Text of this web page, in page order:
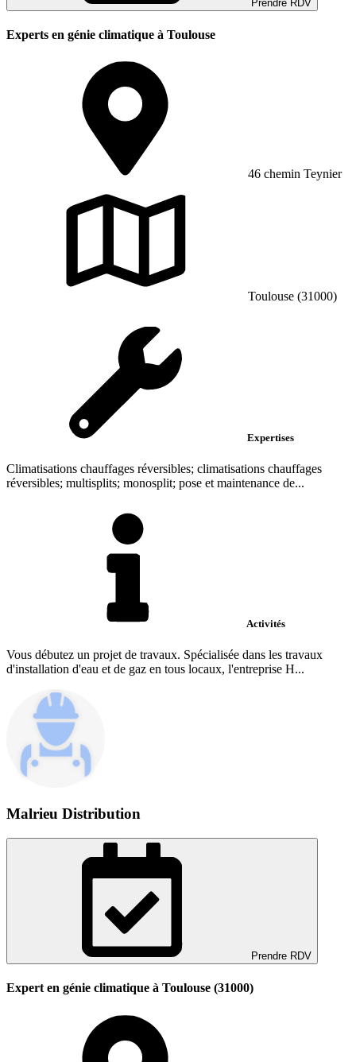
Prendre RDV
Experts en génie climatique à Toulouse
46 chemin Teynier
Toulouse (31000)
Expertises
Climatisations chauffages réversibles; climatisations chauffages
réversibles; multisplits; monosplit; pose et maintenance de...
Activités
Vous débutez un projet de travaux. Spécialisée dans les travaux
d'installation d'eau et de gaz en tous locaux, l'entreprise H...
Malrieu Distribution
Prendre RDV
Expert en génie climatique à Toulouse (31000)